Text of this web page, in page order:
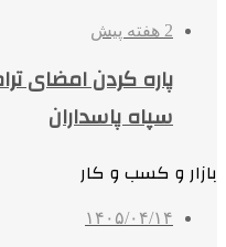
2 هفته پیش
پاره کردن امضای
سپاه پاسداران
بازار و کسب و کار
۱۴۰۵/۰۴/۱۴